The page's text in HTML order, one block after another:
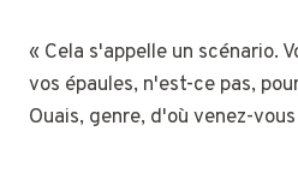
« Cela s'appelle un scénario.
vos épaules, n'est-ce pas,
Ouais, genre, d'où venez-